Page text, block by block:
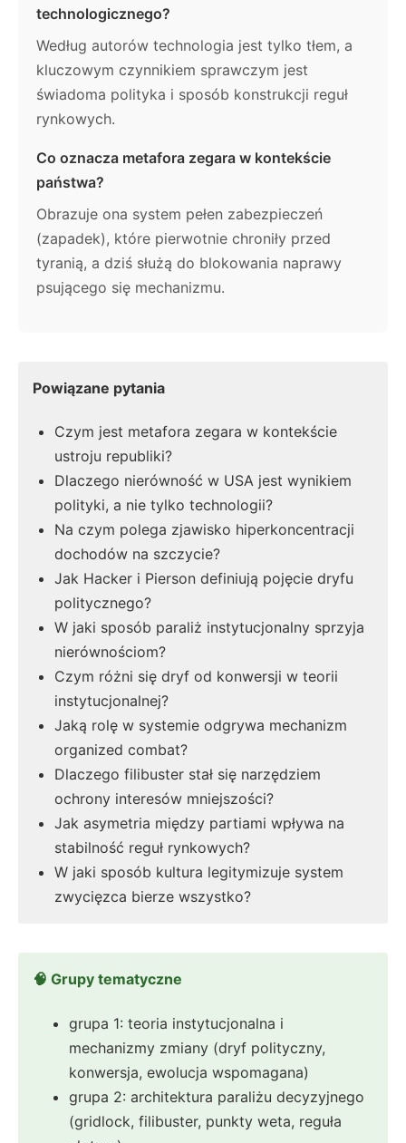
technologicznego?
Według autorów technologia jest tylko tłem, a
kluczowym czynnikiem sprawczym jest
świadoma polityka i sposób konstrukcji reguł
rynkowych.
Co oznacza metafora zegara w kontekście
państwa?
Obrazuje ona system pełen zabezpieczeń
(zapadek), które pierwotnie chroniły przed
tyranią, a dziś służą do blokowania naprawy
psującego się mechanizmu.
Powiązane pytania
Czym jest metafora zegara w kontekście
ustroju republiki?
Dlaczego nierówność w USA jest wynikiem
polityki, a nie tylko technologii?
Na czym polega zjawisko hiperkoncentracji
dochodów na szczycie?
Jak Hacker i Pierson definiują pojęcie dryfu
politycznego?
W jaki sposób paraliż instytucjonalny sprzyja
nierównościom?
Czym różni się dryf od konwersji w teorii
instytucjonalnej?
Jaką rolę w systemie odgrywa mechanizm
organized combat?
Dlaczego filibuster stał się narzędziem
ochrony interesów mniejszości?
Jak asymetria między partiami wpływa na
stabilność reguł rynkowych?
W jaki sposób kultura legitymizuje system
zwycięzca bierze wszystko?
🧠 Grupy tematyczne
grupa 1: teoria instytucjonalna i
mechanizmy zmiany (dryf polityczny,
konwersja, ewolucja wspomagana)
grupa 2: architektura paraliżu decyzyjnego
(gridlock, filibuster, punkty weta, reguła